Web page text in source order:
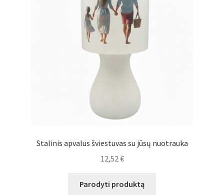
Stalinis apvalus šviestuvas su jūsų nuotrauka
12,52 €
Parodyti produktą